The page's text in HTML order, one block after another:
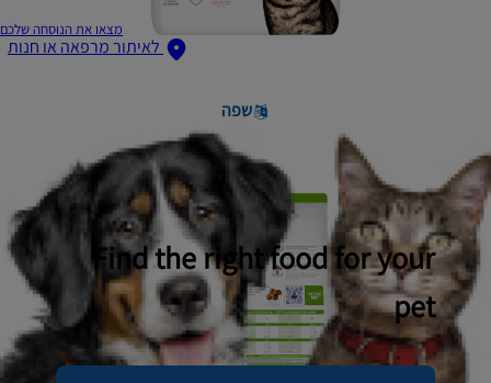
מצאו את הנוסחה שלכם
לאיתור מרפאה או חנות
שפה
Find the right food for your
pet